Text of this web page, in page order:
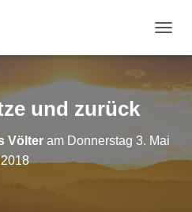
und zurück
Völteram Donnerstag 3. Mai
2018